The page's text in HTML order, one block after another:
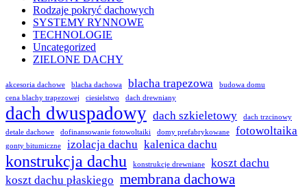
Rodzaje pokryć dachowych
SYSTEMY RYNNOWE
TECHNOLOGIE
Uncategorized
ZIELONE DACHY
akcesoria dachowe blacha dachowa blacha trapezowa
budowa domu
cena blachy trapezowej
ciesielstwo dach drewniany
dach dwuspadowy dach szkieletowy
dach trzcinowy
detale dachowe
dofinansowanie fotowoltaiki domy prefabrykowane fotowoltaika
gonty bitumiczne izolacja dachu kalenica dachu
konstrukcja dachu konstrukcje drewniane
koszt dachu
koszt dachu płaskiego membrana dachowa